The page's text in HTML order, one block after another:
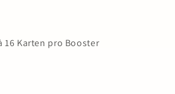
16 Karten pro Booster